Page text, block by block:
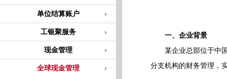
单位结算账户
工银聚服务
现金管理
全球现金管理
一、企业背景
某企业总部位于中国
分支机构的财务管理，